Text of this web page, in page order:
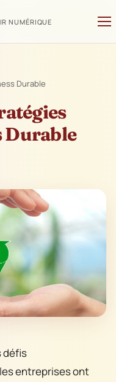
NUMÉRIQUE
Durable
Durable
défis
entreprises ont